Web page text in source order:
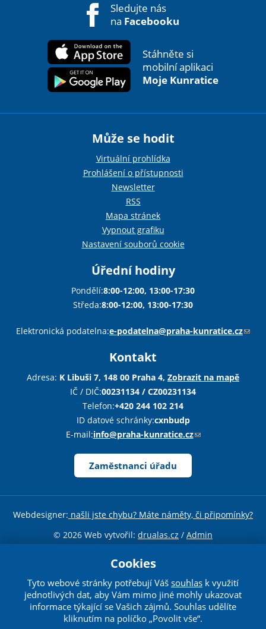
Sledujte nás
na Facebooku
Stáhněte si
mobilní aplikaci
Moje Kunratice
Může se hodit
Virtuální prohlídka
Prohlášení o přístupnosti
Newsletter
RSS
Mapa stránek
Vypnout grafiku
Nastavení souborů cookie
Úřední hodiny
Pondělí:8:00-12:00, 13:00-17:30
Středa:8:00-12:00, 13:00-17:30
Elektronická podatelna:e-podatelna@praha-kunratice.cz(
-
a
Kontakt
Adresa: K Libuši 7, 148 00 Praha 4, Zobrazit na mapě
IČ / DIČ:00231134 / CZ00231134
Telefon:+420 244 102 214
ID datové schránky:cxnbudp
E-mail:info@praha-kunratice.cz(
o
d
e
e
-
Zaměstnanci úřadu
Webdesigner: našli jste chybu? Máte náměty, či připomínky?
© 2026 Web vytvořil: drualas.cz / Admin
Toto dílo podléhá licenciCreative Commons
Uveďte původ-Neužívejte komerčně-Nezpracovávejte 4.0
Mezinárodní License.
Cookies
Tyto webové stránky potřebují Váš souhlas k využití
jednotlivých dat, aby Vám mimo jiné mohly ukazovat
informace týkající se Vašich zájmů. Souhlas udělíte
kliknutím na políčko „Povolit vše“.